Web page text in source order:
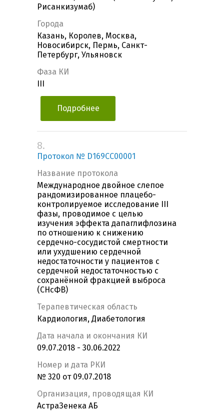
Рисанкизумаб)
Города
Казань, Королев, Москва,
Новосибирск, Пермь, Санкт-
Петербург, Ульяновск
Фаза КИ
Подробнее
8.
Протокол № D169CC00001
Название протокола
Международное двойное слепое
рандомизированное плацебо-
контролируемое исследование III
фазы, проводимое с целью
изучения эффекта дапаглифлозина
по отношению к снижению
сердечно-сосудистой смертности
или ухудшению сердечной
недостаточности у пациентов с
сердечной недостаточностью с
сохранённой фракцией выброса
(СНсФВ)
Терапевтическая область
Кардиология, Диабетология
Дата начала и окончания КИ
09.07.2018 - 30.06.2022
Номер и дата РКИ
№ 320 от 09.07.2018
Организация, проводящая КИ
АстраЗенека АБ